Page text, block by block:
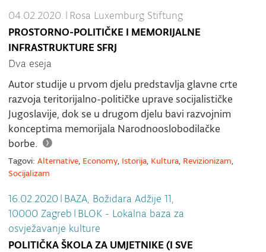
04.02.2020. | Rosa Luxemburg Stiftung
PROSTORNO-POLITIČKE I MEMORIJALNE
INFRASTRUKTURE SFRJ
Dva eseja
Autor studije u prvom djelu predstavlja glavne crte
razvoja teritorijalno-političke uprave socijalističke
Jugoslavije, dok se u drugom djelu bavi razvojnim
konceptima memorijala Narodnooslobodilačke
borbe.
Tagovi: Alternative, Economy, Istorija, Kultura, Revizionizam,
Socijalizam
16.02.2020 | BAZA, Božidara Adžije 11,
10000 Zagreb | BLOK - Lokalna baza za
osvježavanje kulture
POLITIČKA ŠKOLA ZA UMJETNIKE (I SVE